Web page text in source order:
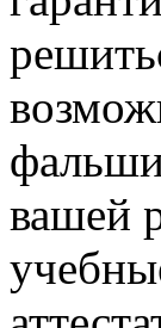
вашей